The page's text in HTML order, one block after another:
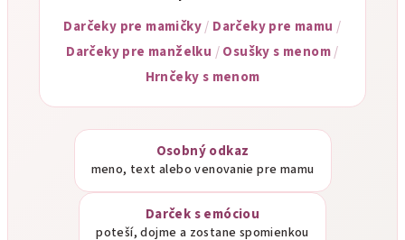
Darčeky pre mamičky/ Darčeky pre mamu /
Darčeky pre manželku /Osušky s menom/
Hrnčeky s menom
Osobný odkaz
meno, text alebo venovanie pre mamu
Darček s emóciou
poteší, dojme a zostane spomienkou